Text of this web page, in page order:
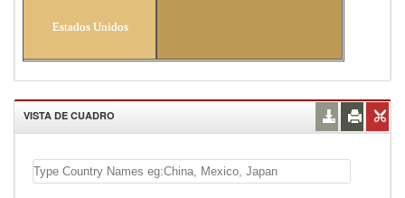
Estados Unidos
VISTA DE CUADRO